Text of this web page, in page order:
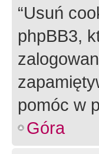
“Usuń
phpBB3,
pomóc w
Góra